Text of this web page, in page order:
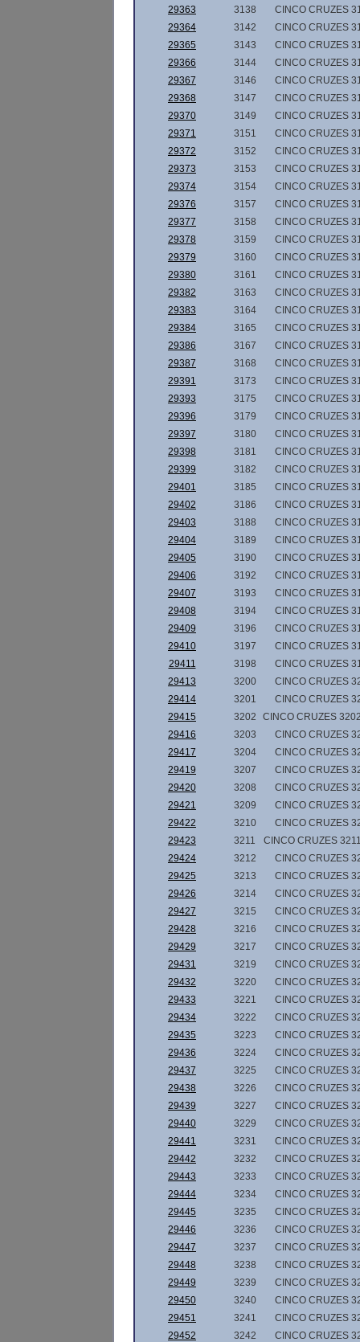
29363 3138
CINCO CRUZES
29364
3142
CINCO CRUZES
29365
3143
CINCO CRUZES
29366
3144
CINCO CRUZES
29367
3146
CINCO CRUZES
29368
3147
CINCO CRUZES
29370
3149
CINCO CRUZES
29371
3151
CINCO CRUZES
29372
3152
CINCO CRUZES
29373
3153
CINCO CRUZES
29374
3154
CINCO CRUZES
29376
3157
CINCO CRUZES
29377
3158
CINCO CRUZES
29378
3159
CINCO CRUZES
29379
3160
CINCO CRUZES
29380
3161
CINCO CRUZES
29382
3163
CINCO CRUZES
29383
3164
CINCO CRUZES
29384
3165
CINCO CRUZES
29386
3167
CINCO CRUZES
29387
3168
CINCO CRUZES
29391
3173
CINCO CRUZES
29393
3175
CINCO CRUZES
29396
3179
CINCO CRUZES
29397
3180
CINCO CRUZES
29398
3181
CINCO CRUZES
29399
3182
CINCO CRUZES
29401
3185
CINCO CRUZES
29402
3186
CINCO CRUZES
29403
3188
CINCO CRUZES
29404
3189
CINCO CRUZES
29405
3190
CINCO CRUZES
29406
3192
CINCO CRUZES
29407
3193
CINCO CRUZES
29408
3194
CINCO CRUZES
29409
3196
CINCO CRUZES
29410
3197
CINCO CRUZES
29411
3198
CINCO CRUZES
29413
3200
CINCO CRUZES
29414
3201
CINCO CRUZES
29415
3202
CINCO CRUZES
29416
3203
CINCO CRUZES
29417
3204
CINCO CRUZES
29419
3207
CINCO CRUZES
29420
3208
CINCO CRUZES
29421
3209
CINCO CRUZES
29422
3210
CINCO CRUZES
29423
3211
CINCO CRUZES
29424
3212
CINCO CRUZES
29425
3213
CINCO CRUZES
29426
3214
CINCO CRUZES
29427
3215
CINCO CRUZES
29428
3216
CINCO CRUZES
29429
3217
CINCO CRUZES
29431
3219
CINCO CRUZES
29432
3220
CINCO CRUZES
29433
3221
CINCO CRUZES
29434
3222
CINCO CRUZES
29435
3223
CINCO CRUZES
29436
3224
CINCO CRUZES
29437
3225
CINCO CRUZES
29438
3226
CINCO CRUZES
29439
3227
CINCO CRUZES
29440
3229
CINCO CRUZES
29441
3231
CINCO CRUZES
29442
3232
CINCO CRUZES
29443
3233
CINCO CRUZES
29444
3234
CINCO CRUZES
29445
3235
CINCO CRUZES
29446
3236
CINCO CRUZES
29447
3237
CINCO CRUZES
29448
3238
CINCO CRUZES
29449
3239
CINCO CRUZES
29450
3240
CINCO CRUZES
29451
3241
CINCO CRUZES
29452
3242
CINCO CRUZES